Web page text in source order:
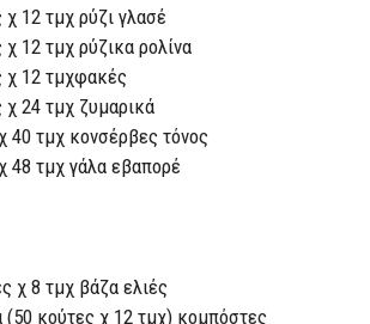
χ 12 τμχ ρύζι γλασέ
12 τμχ ρύζικα ρολίνα
χ 12 τμχφακές
χ 24 τμχ ζυμαρικά
40 τμχ κονσέρβες τόνος
48 τμχ γάλα εβαπορέ
χ 8 τμχ βάζα ελιές
(50 κούτες χ 12 τμχ) κομπόστες